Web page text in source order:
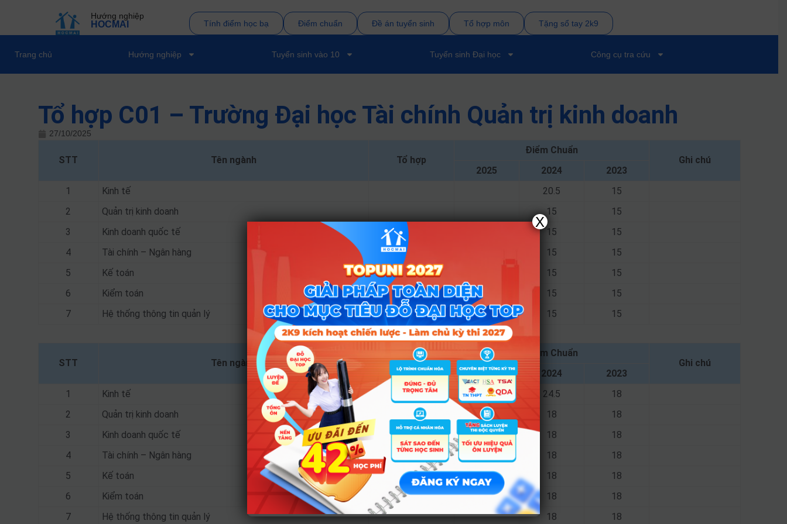
Hướng nghiệp
HOCMAI Tính điểm học bạ Điểm chuẩn Đề án tuyển sinh Tổ hợp môn Tặng sổ tay 2k9
Trang chủ Hướng nghiệp Tuyển sinh vào 10 Tuyển sinh Đại học Công cụ tra cứu
Tổ hợp C01 – Trường Đại học Tài chính Quản trị kinh doanh
27/10/2025
STT Tên ngành Tổ hợp
Điểm Chuẩn
Ghi chú
2025
2024
2023
1
Kinh tế 20.5
15
2
Quản trị kinh doanh 15
15
3
Kinh doanh quốc tế 15
15
4
Tài chính – Ngân hàng 15
15
5
Kế toán 15
15
6
Kiểm toán 15
15
7
Hệ thống thông tin quản lý 15 15
STT Tên ngành Tổ hợp
Điểm Chuẩn
Ghi chú
2025
2024
2023
1
Kinh tế 24.5
18
2
Quản trị kinh doanh 18
18
3
Kinh doanh quốc tế 18
18
4
Tài chính – Ngân hàng 18
18
5
Kế toán 18
18
6
Kiểm toán 18
18
7
Hệ thống thông tin quản lý 18 18
X